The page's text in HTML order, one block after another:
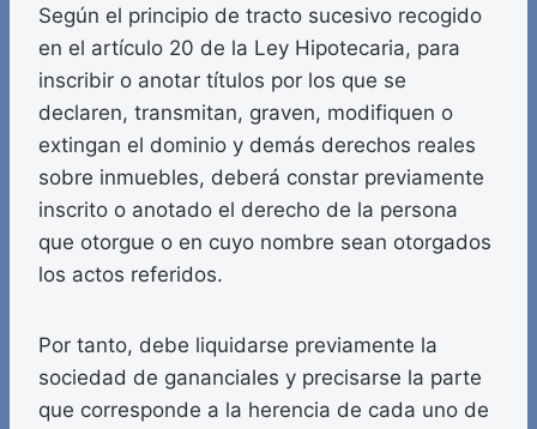
Según el principio de tracto sucesivo recogido
en el artículo 20 de la Ley Hipotecaria, para
inscribir o anotar títulos por los que se
declaren, transmitan, graven, modifiquen o
extingan el dominio y demás derechos reales
sobre inmuebles, deberá constar previamente
inscrito o anotado el derecho de la persona
que otorgue o en cuyo nombre sean otorgados
los actos referidos.
Por tanto, debe liquidarse previamente la
sociedad de gananciales y precisarse la parte
que corresponde a la herencia de cada uno de